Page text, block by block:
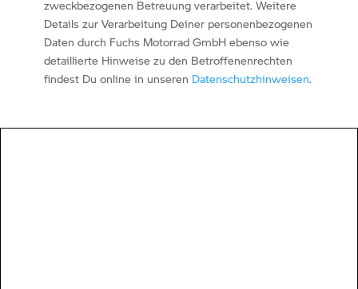
zweckbezogenen Betreuung verarbeitet. Weitere
Details zur Verarbeitung Deiner personenbezogenen
Daten durch Fuchs Motorrad GmbH ebenso wie
detaillierte Hinweise zu den Betroffenenrechten
findest Du online in unseren Datenschutzhinweisen.